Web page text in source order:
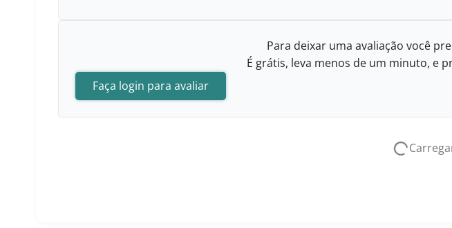
Para deixar uma avaliação você
É grátis, leva menos de um minuto, e
Faça login para avaliar